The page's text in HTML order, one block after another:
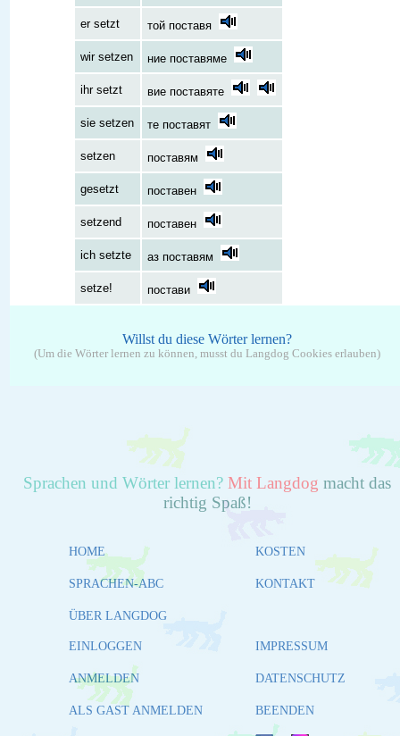
er setzt той поставя
wir setzen ние поставяме
ihr setzt вие поставяте
sie setzen те поставят
setzen поставям
gesetzt поставен
setzend поставен
ich setzte аз поставям
setze! постави
Willst du diese Wörter lernen?
(Um die Wörter lernen zu können, musst du Langdog Cookies erlauben)
Sprachen und Wörter lernen? Mit Langdog macht das
richtig Spaß!
HOME
SPRACHEN-ABC
ÜBER LANGDOG
KOSTEN
KONTAKT
EINLOGGEN
ANMELDEN
ALS GAST ANMELDEN
IMPRESSUM
DATENSCHUTZ
BEENDEN